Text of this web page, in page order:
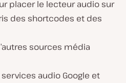
placer le lecteur audio sur
des shortcodes et des
sources média
audio Google et